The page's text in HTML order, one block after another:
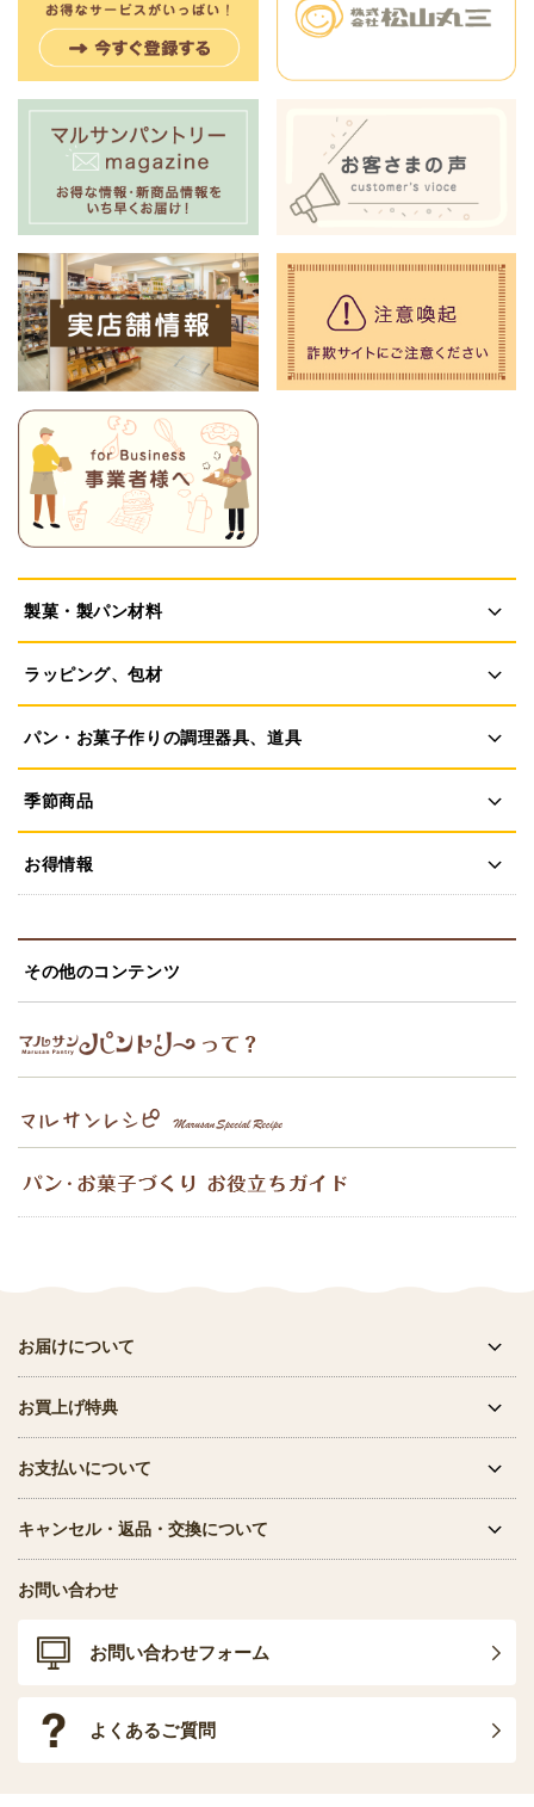
製菓・製パン材料
ラッピング、包材
パン・お菓子作りの調理器具、道具
季節商品
お得情報
その他のコンテンツ
お届けについて
お買上げ特典
お支払いについて
キャンセル・返品・交換について
お問い合わせ
お問い合わせフォーム
よくあるご質問